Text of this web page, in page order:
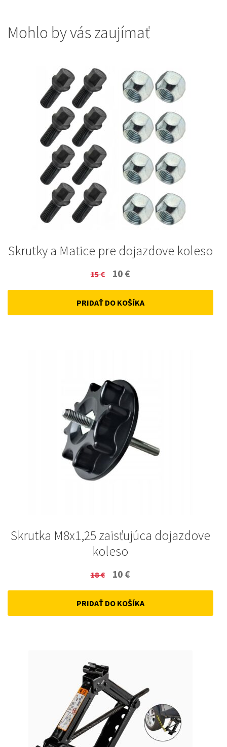
Mohlo by vás zaujímať
Skrutky a Matice pre dojazdove koleso
15€
Original
price
was:
10 €
price
is:
PRIDAŤ DO KOŠÍKA
Skrutka M8x1,25 zaisťujúca dojazdove
koleso
18€
Original
price
was:
10 €
price
is:
PRIDAŤ DO KOŠÍKA